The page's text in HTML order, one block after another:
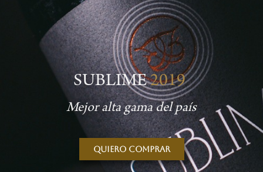
SUBLIME2019
Mejor alta gama del país
Quiero comprar